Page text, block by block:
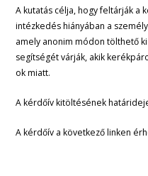
A kutatás célja, hogy feltárják
intézkedés hiányában a
amely anonim módon tölthető
segítségét várják, akik
ok miatt.
A kérdőív kitöltésének
A kérdőív a következő linken